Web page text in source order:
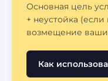
Основная цель
+ неустойка
возмещение
Как